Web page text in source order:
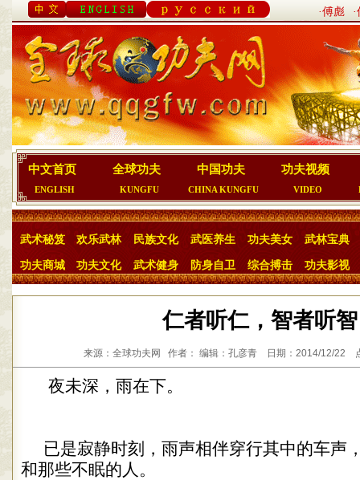
·傅彪
中文首页
ENGLISH
全球功夫
KUNGFU
中国功夫
CHINA KUNGFU
功夫视频
VIDEO
武术秘笈 欢乐武林 民族文化 武医养生 功夫美女 武林宝典
功夫商城 功夫文化 武术健身 防身自卫 综合搏击 功夫影视
仁者听仁，智者听智
来源：全球功夫网 作者： 编辑：孔彦青 日期：2014/12/22
夜未深，雨在下。
已是寂静时刻，雨声相伴穿行其中的车声
和那些不眠的人。